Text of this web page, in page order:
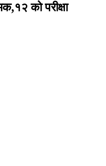
को परीक्षा